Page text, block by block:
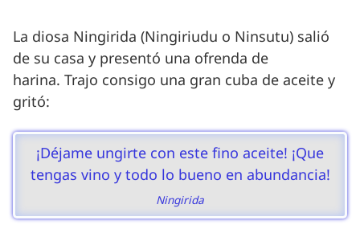
La diosa Ningirida (Ningiriudu o Ninsutu) salió
de su casa y presentó una ofrenda de
harina. Trajo consigo una gran cuba de aceite y
gritó:
¡Déjame ungirte con este fino aceite! ¡Que
tengas vino y todo lo bueno en abundancia!
Ningirida